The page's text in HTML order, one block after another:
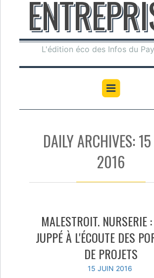
L'édition éco des Infos du
DAILY ARCHIVES:
2016
MALESTROIT. NURSERIE
JUPPÉ À L'ÉCOUTE DES
DE PROJETS
15 JUIN 2016